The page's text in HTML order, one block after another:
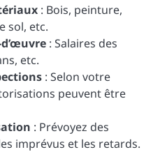
: Bois, peinture,
sol, etc.
: Salaires des
etc.
: Selon votre
peuvent être
: Prévoyez des
imprévus et les retards.